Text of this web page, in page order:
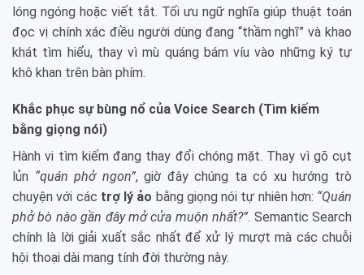
lóng ngóng hoặc viết tắt. Tối ưu ngữ nghĩa giúp thuật toán
đọc vị chính xác điều người dùng đang “thầm nghĩ” và khao
khát tìm hiểu, thay vì mù quáng bám víu vào những ký tự
khô khan trên bàn phím.
Khắc phục sự bùng nổ của Voice Search (Tìm kiếm
bằng giọng nói)
Hành vi tìm kiếm đang thay đổi chóng mặt. Thay vì gõ cụt
lủn “quán phở ngon”, giờ đây chúng ta có xu hướng trò
chuyện với các trợ lý ảo bằng giọng nói tự nhiên hơn: “Quán
phở bò nào gần đây mở cửa muộn nhất?”. Semantic Search
chính là lời giải xuất sắc nhất để xử lý mượt mà các chuỗi
hội thoại dài mang tính đời thường này.